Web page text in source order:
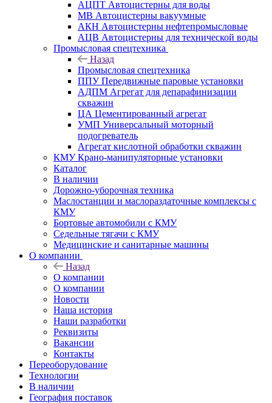
АЦПТ Автоцистерны для воды
МВ Автоцистерны вакуумные
АКН Автоцистерны нефтепромысловые
АЦВ Автоцистерны для технической воды
Промысловая спецтехника
Назад
Промысловая спецтехника
ППУ Передвижные паровые установки
АДПМ Агрегат для депарафинизации
скважин
ЦА Цементированный агрегат
УМП Универсальный моторный
подогреватель
Агрегат кислотной обработки скважин
КМУ Крано-манипуляторные установки
Каталог
В наличии
Дорожно-уборочная техника
Маслостанции и маслораздаточные комплексы с
КМУ
Бортовые автомобили с КМУ
Седельные тягачи с КМУ
Медицинские и санитарные машины
О компании
Назад
О компании
О компании
Новости
Наша история
Наши разработки
Реквизиты
Вакансии
Контакты
Переоборудование
Технологии
В наличии
География поставок